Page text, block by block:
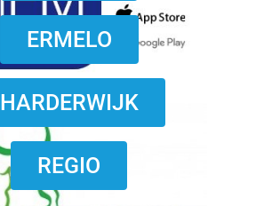
ERMELO
HARDERWIJK
REGIO